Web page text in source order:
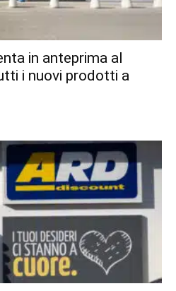
in anteprima al
i nuovi prodotti a